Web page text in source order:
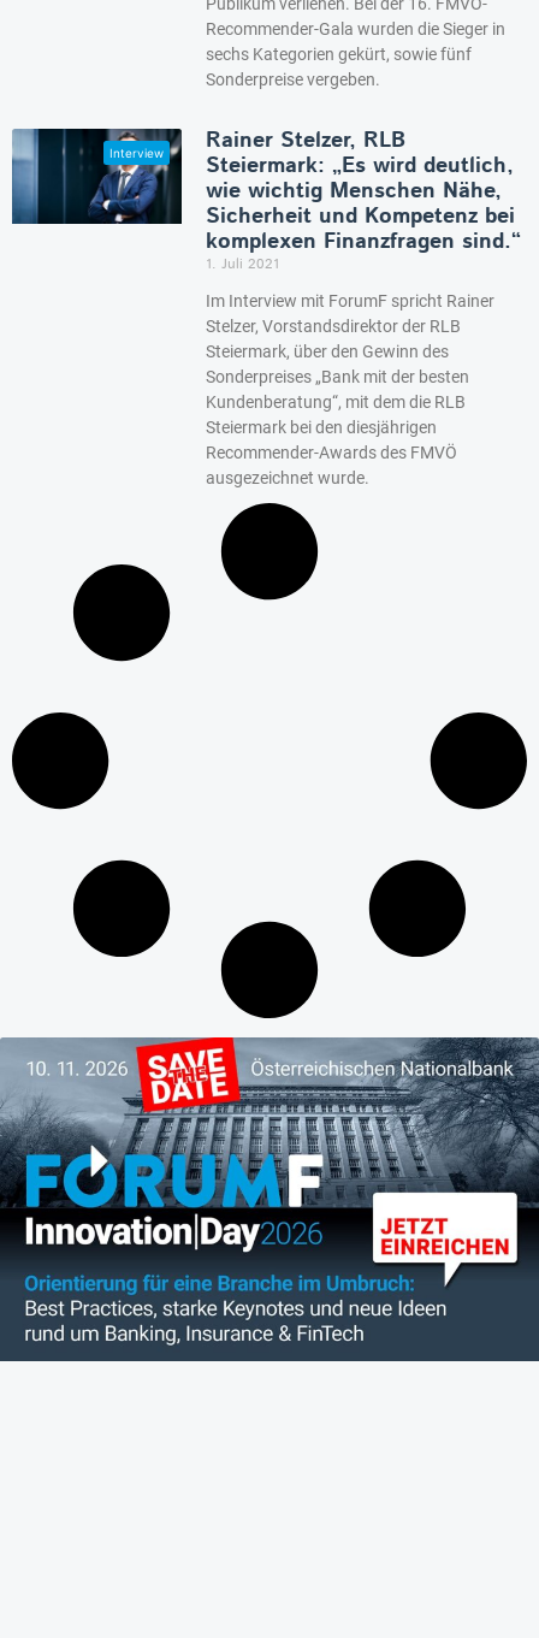
Recommender-Gala wurden die Sieger in
sechs Kategorien gekürt, sowie fünf
Sonderpreise vergeben.
Rainer Stelzer, RLB
Steiermark: „Es wird deutlich,
wie wichtig Menschen Nähe,
Sicherheit und Kompetenz bei
komplexen Finanzfragen sind.“
1. Juli 2021
Im Interview mit ForumF spricht Rainer
Stelzer, Vorstandsdirektor der RLB
Steiermark, über den Gewinn des
Sonderpreises „Bank mit der besten
Kundenberatung“, mit dem die RLB
Steiermark bei den diesjährigen
Recommender-Awards des FMVÖ
ausgezeichnet wurde.